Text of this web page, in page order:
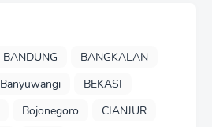
BANDUNG
BANGKALAN
Banyuwangi
BEKASI
Bojonegoro
CIANJUR